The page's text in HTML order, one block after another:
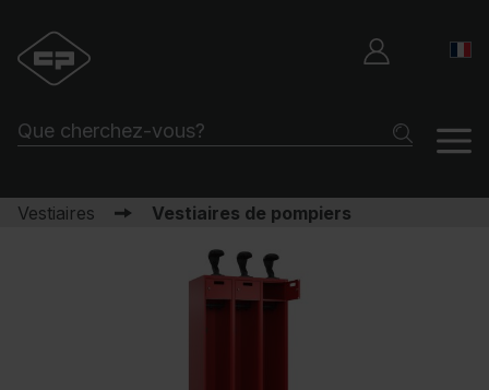
Vestiaires Vestiaires de pompiers